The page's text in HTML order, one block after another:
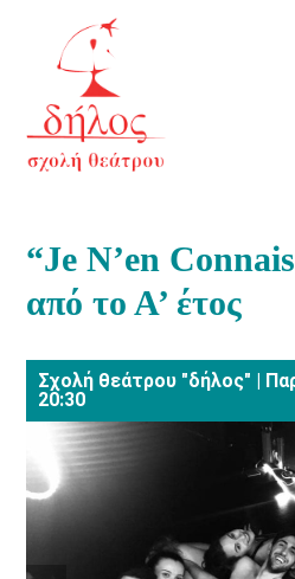
“Je N’en
από το Α’ έτος
Σχολή θεάτρου "δήλος" |
20:30